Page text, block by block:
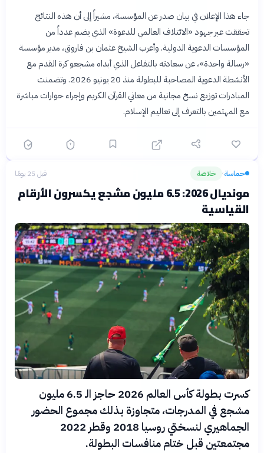
جاء هذا الإعلان في بيان صدر عن المؤسسة، مشيراً إلى أن هذه النتائج
تحققت عبر جهود «الائتلاف العالمي للدعوة» الذي يضم عدداً من
المؤسسات الدعوية الدولية. وأعرب الشيخ عثمان بن فاروق، مدير مؤسسة
«رسالة واحدة»، عن سعادته بالتفاعل الذي أبداه مشجعو كرة القدم مع
الأنشطة الدعوية المصاحبة للبطولة منذ 20 يونيو 2026. وتضمنت
المبادرات توزيع نسخ مجانية من معاني القرآن الكريم وإجراء حوارات مباشرة
مع المهتمين بالتعرف إلى تعاليم الإسلام.
حماسة› خلاصة قبل 25 يومًا
مونديال 2026: 6.5 مليون مشجع يكسرون الأرقام
القياسية
كسرت بطولة كأس العالم 2026 حاجز الـ 6.5 مليون
مشجع في المدرجات، متجاوزة بذلك مجموع الحضور
الجماهيري لنسختي روسيا 2018 وقطر 2022
مجتمعتين قبل ختام منافسات البطولة.